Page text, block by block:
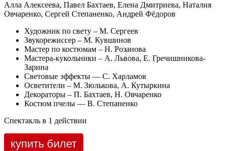
Алла Алексеева, Павел Бахтаев, Елена Дмитриева, Наталия
Овчаренко, Сергей Степаненко, Андрей Фёдоров
Художник по свету – М. Сергеев
Звукорежиссер – М. Кувшинов
Мастер по костюмам – Н. Розанова
Мастера-кукольники – А. Львова, Е. Гречишникова-
Зарина
Световые эффекты — С. Харламов
Осветители – М. Зюлькова, А. Кутыркина
Декораторы – П. Бахтаев, Н. Овчаренко
Костюм пчелы — В. Степаненко
Спектакль в 1 действии
купить билет